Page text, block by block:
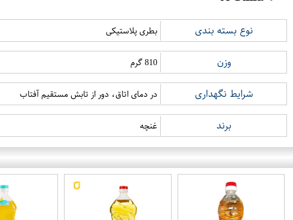
نوع بسته بندی بطری پلاستیکی
وزن 810 گرم
شرایط نگهداری در دمای اتاق، دور از تابش مستقیم آفتاب
برند غنچه